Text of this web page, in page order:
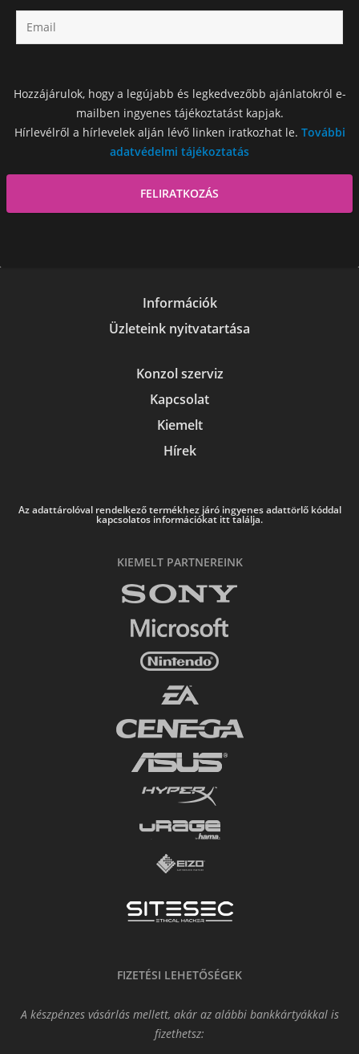
Hozzájárulok, hogy a legújabb és legkedvezőbb ajánlatokról e-
mailben ingyenes tájékoztatást kapjak.
Hírlevélről a hírlevelek alján lévő linken iratkozhat le. További
adatvédelmi tájékoztatás
Információk
Üzleteink nyitvatartása
Konzol szerviz
Kapcsolat
Kiemelt
Hírek
Az adattárolóval rendelkező termékhez járó ingyenes adattörlő kóddal
kapcsolatos információkat itt találja.
KIEMELT PARTNEREINK
FIZETÉSI LEHETŐSÉGEK
A készpénzes vásárlás mellett, akár az alábbi bankkártyákkal is
fizethetsz: